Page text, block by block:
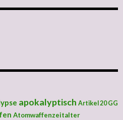
apokalyptisch Artikel 20 GG
Atomwaffenzeitalter